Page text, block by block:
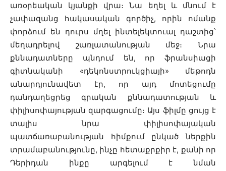
առօրեական կյանքի վրա։ Նա եղել և մնում է
չափազանց հակասական գործիչ, որին ոմանք
փորձում են դուրս մղել ինտելեկտուալ դաշտից՝
մեղադրելով շառլատանության մեջ։ Նրա
քննադատները պնդում են, որ ֆրանսիացի
գիտնականի «դեկոնստրուկցիայի» մեթոդն
անարդյունավետ էր, որ այդ մոտեցումը
դանդաղեցրեց գրական քննադատության և
փիլիսոփայության զարգացումը։ Այս ֆիլմը ցույց է
տալիս նրա փիլիսոփայական
պատճառաբանության հիմքում ընկած ներքին
տրամաբանությունը, ինչը հետաքրքիր է, քանի որ
Դերիդան ինքը արգելում է նման